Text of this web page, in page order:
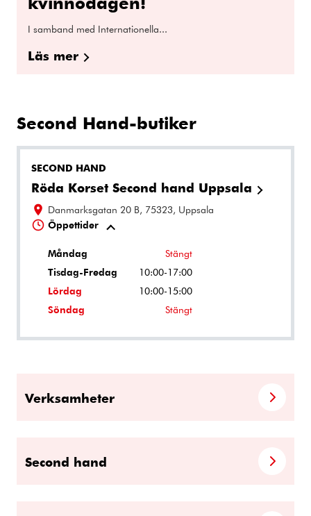
I samband med Internationella...
Läs mer
Second Hand-butiker
SECOND HAND
Röda Korset Second hand Uppsala
Danmarksgatan 20 B, 75323, Uppsala
Öppettider
Måndag
Stängt
Tisdag-Fredag
10:00-17:00
Lördag
10:00-15:00
Söndag
Stängt
Verksamheter
Second hand